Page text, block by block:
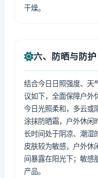
干燥。
六、防晒与防护
结合今日日照强度、天
议如下，全面保障户外
今日光照柔和，多云或
涂抹防晒霜，户外休闲
长时间处于阴凉、潮湿
皮肤较为敏感，户外休
间暴露在阳光下；敏感
产品。